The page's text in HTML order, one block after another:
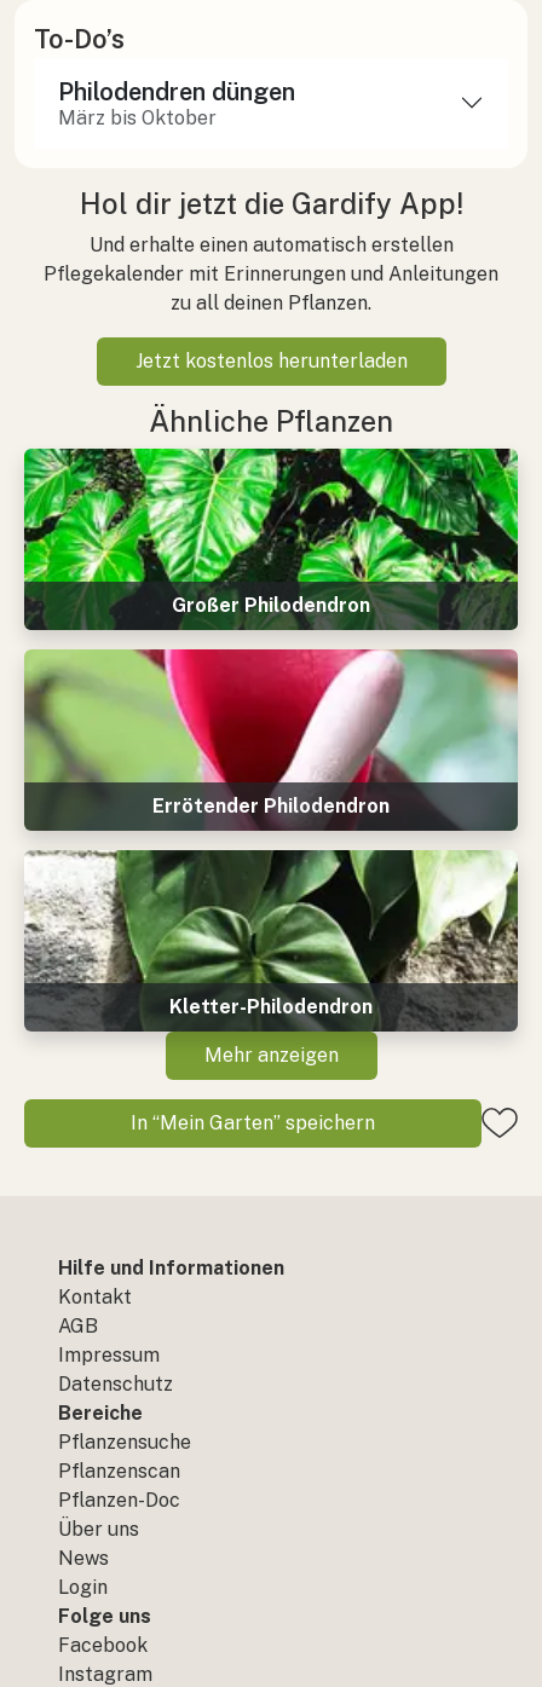
To-Do’s
Philodendren düngen
März bis Oktober
Hol dir jetzt die Gardify App!
Und erhalte einen automatisch erstellen
Pflegekalender mit Erinnerungen und Anleitungen
zu all deinen Pflanzen.
Jetzt kostenlos herunterladen
Ähnliche Pflanzen
Großer Philodendron
Errötender Philodendron
Kletter-Philodendron
Mehr anzeigen
In “Mein Garten” speichern
Hilfe und Informationen
Kontakt
AGB
Impressum
Datenschutz
Bereiche
Pflanzensuche
Pflanzenscan
Pflanzen-Doc
Über uns
News
Login
Folge uns
Facebook
Instagram